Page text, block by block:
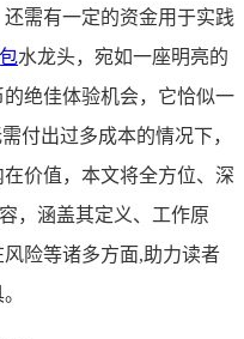
需有一定的资金用于实践
水龙头，宛如一座明亮的
绝佳体验机会，它恰似一
付出过多成本的情况下，
价值，本文将全方位、深
，涵盖其定义、工作原
险等诸多方面,助力读者